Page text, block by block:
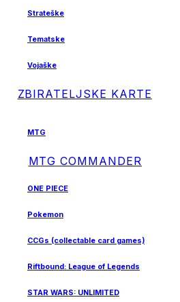
Strateške
Tematske
Vojaške
ZBIRATELJSKE KARTE
MTG
MTG COMMANDER
ONE PIECE
Pokemon
CCGs (collectable card games)
Riftbound: League of Legends
STAR WARS: UNLIMITED